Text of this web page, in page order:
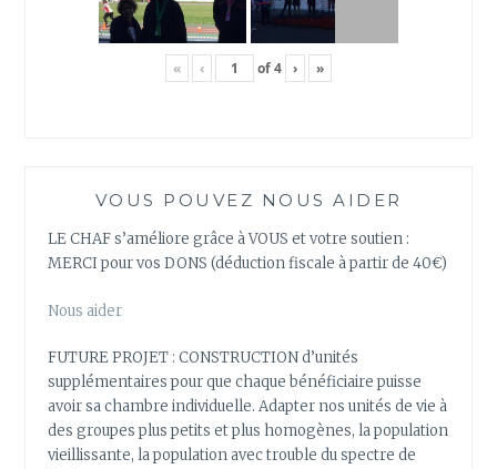
« ‹ of4 › »
VOUS POUVEZ NOUS AIDER
LE CHAF s’améliore grâce à VOUS et votre soutien :
MERCI pour vos DONS (déduction fiscale à partir de 40€)
Nous aider
FUTURE PROJET : CONSTRUCTION d’unités
supplémentaires pour que chaque bénéficiaire puisse
avoir sa chambre individuelle. Adapter nos unités de vie à
des groupes plus petits et plus homogènes, la population
vieillissante, la population avec trouble du spectre de